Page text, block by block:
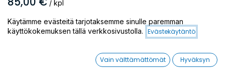
/ kpl
Heti
Toimittajilla (kotimaa):Saatavilla
3 arkipäivää
Käytämme evästeitä tarjotaksemme sinulle paremman
käyttökokemuksen tällä verkkosivustolla. Evästekäytäntö
Vain välttämättömät Hyväksyn